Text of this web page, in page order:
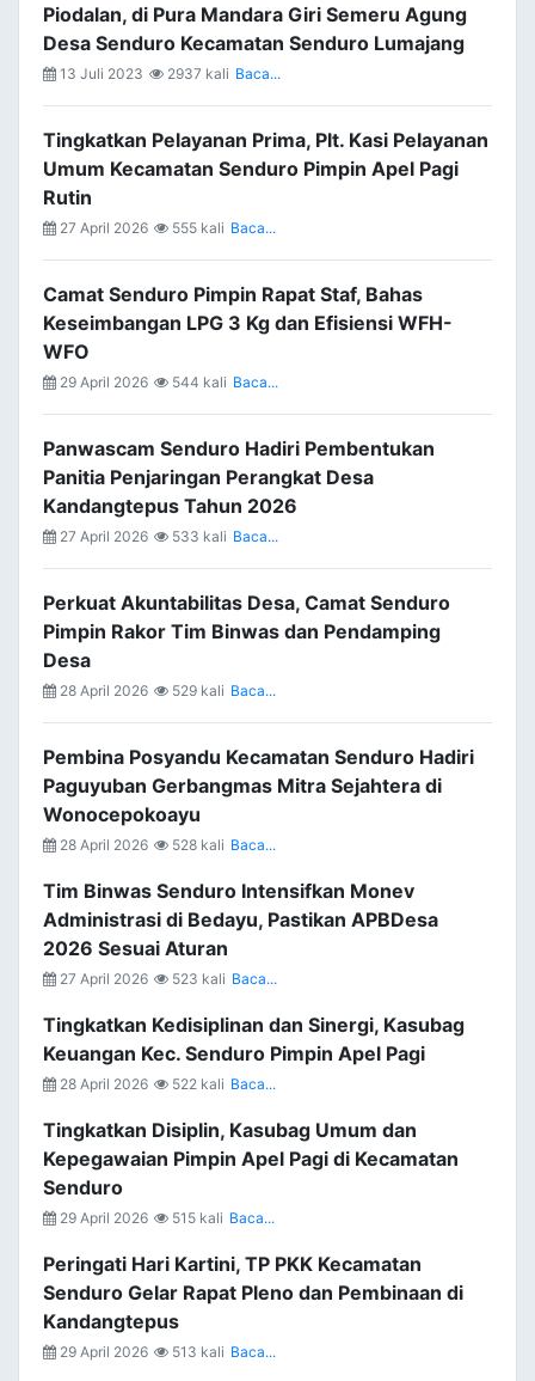
Piodalan, di Pura Mandara Giri Semeru Agung
Desa Senduro Kecamatan Senduro Lumajang
13 Juli 2023 2937 kali Baca...
Tingkatkan Pelayanan Prima, Plt. Kasi Pelayanan
Umum Kecamatan Senduro Pimpin Apel Pagi
Rutin
27 April 2026 555 kali Baca...
Camat Senduro Pimpin Rapat Staf, Bahas
Keseimbangan LPG 3 Kg dan Efisiensi WFH-
WFO
29 April 2026 544 kali Baca...
Panwascam Senduro Hadiri Pembentukan
Panitia Penjaringan Perangkat Desa
Kandangtepus Tahun 2026
27 April 2026 533 kali Baca...
Perkuat Akuntabilitas Desa, Camat Senduro
Pimpin Rakor Tim Binwas dan Pendamping
Desa
28 April 2026 529 kali Baca...
Pembina Posyandu Kecamatan Senduro Hadiri
Paguyuban Gerbangmas Mitra Sejahtera di
Wonocepokoayu
28 April 2026 528 kali Baca...
Tim Binwas Senduro Intensifkan Monev
Administrasi di Bedayu, Pastikan APBDesa
2026 Sesuai Aturan
27 April 2026 523 kali Baca...
Tingkatkan Kedisiplinan dan Sinergi, Kasubag
Keuangan Kec. Senduro Pimpin Apel Pagi
28 April 2026 522 kali Baca...
Tingkatkan Disiplin, Kasubag Umum dan
Kepegawaian Pimpin Apel Pagi di Kecamatan
Senduro
29 April 2026 515 kali Baca...
Peringati Hari Kartini, TP PKK Kecamatan
Senduro Gelar Rapat Pleno dan Pembinaan di
Kandangtepus
29 April 2026 513 kali Baca...